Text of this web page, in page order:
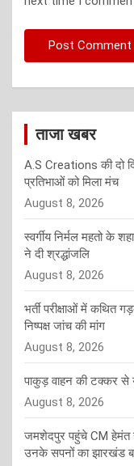
ताजा खबर
A.S Creations की दो
प्रतिभाओं को मिला मंच
August 8, 2026
स्वर्गीय निर्मल महतो के
ने दी श्रद्धांजलि
August 8, 2026
भर्ती परीक्षाओं में कथित
निष्पक्ष जांच की मांग
August 8, 2026
पाकुड़ वाहन की टक्कर से
August 8, 2026
जमशेदपुर पहुंचे CM हेमंत
उनके सपनों का झारखंड